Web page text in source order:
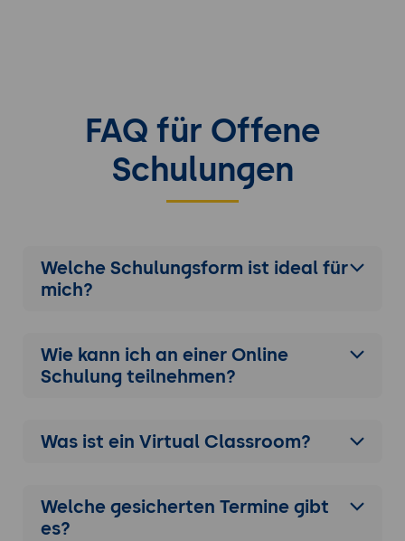
FAQ für Offene
Schulungen
Welche Schulungsform ist ideal für
mich?
Wie kann ich an einer Online
Schulung teilnehmen?
Was ist ein Virtual Classroom?
Welche gesicherten Termine gibt
es?